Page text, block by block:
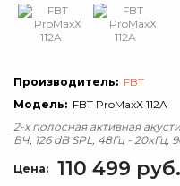
Производитель: FBT
Модель: FBT ProMaxX 112A
2-х полосная активная
ВЧ, 126 dB SPL, 48Гц - 20кГц,
Цена: 110 499 руб.